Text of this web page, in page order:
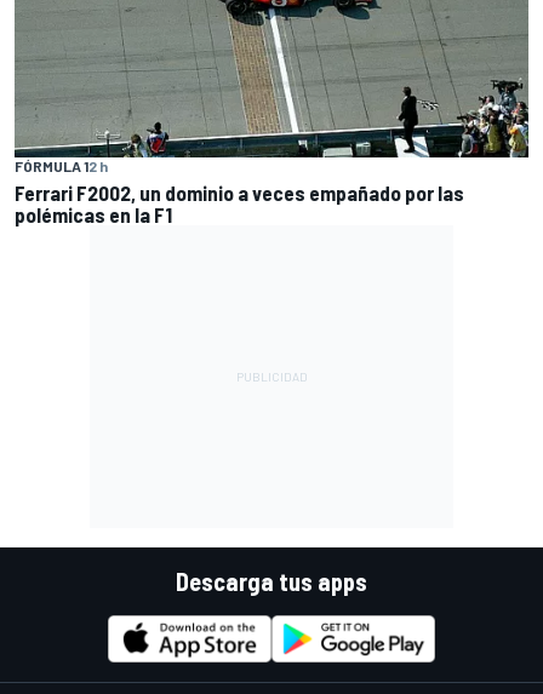
FÓRMULA 12 h
Ferrari F2002, un dominio a veces empañado por las
polémicas en la F1
Descarga tus apps